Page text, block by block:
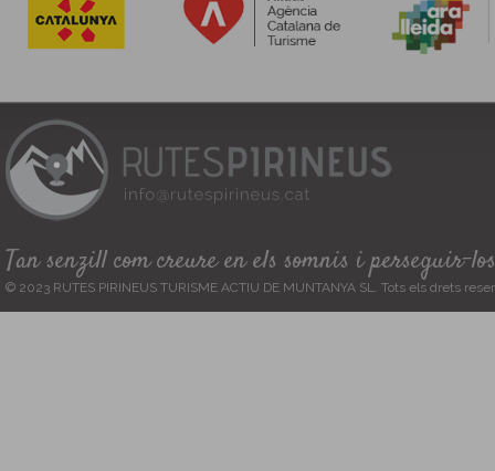
Tan senzill com creure en els somnis i perseguir-los
© 2023 RUTES PIRINEUS TURISME ACTIU DE MUNTANYA SL. Tots els drets